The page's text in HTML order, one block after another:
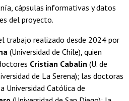
cápsulas informativas y datos
del proyecto.
trabajo realizado desde 2024 por
(Universidad de Chile), quien
Cristian Cabalin (U. de
de La Serena); las doctoras
Universidad Católica de